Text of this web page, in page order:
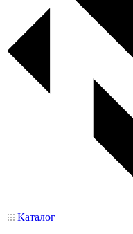
Каталог